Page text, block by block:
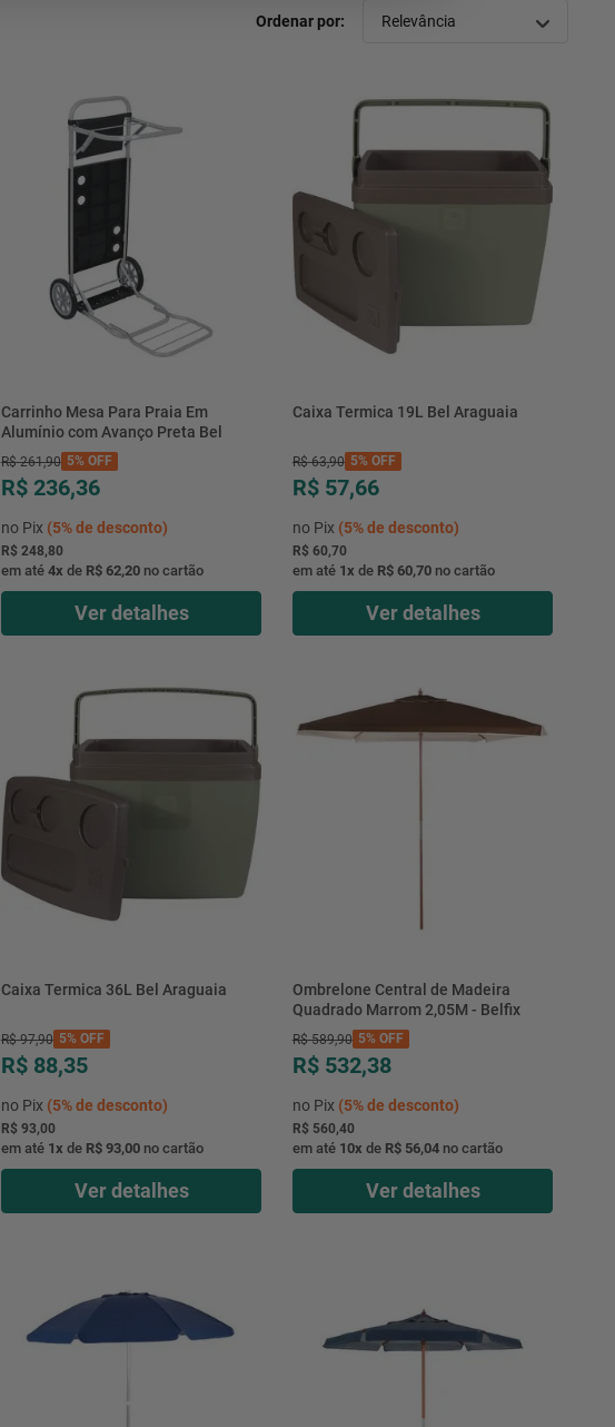
Relevância
Carrinho Mesa Para Praia Em
Alumínio com Avanço Preta Bel
R$ 261,90 5%OFF
R$ 236,36
no Pix (5%de desconto)
R$ 248,80
em até 4x de R$ 62,20no cartão
Ver detalhes
Caixa Termica 19L Bel Araguaia
R$ 63,90 5%OFF
R$ 57,66
no Pix (5%de desconto)
R$ 60,70
em até 1x de R$ 60,70no cartão
Ver detalhes
Caixa Termica 36L Bel Araguaia
R$ 97,90 5%OFF
R$ 88,35
no Pix (5%de desconto)
R$ 93,00
em até 1x de R$ 93,00no cartão
Ver detalhes
Ombrelone Central de Madeira
Quadrado Marrom 2,05M - Belfix
R$ 589,90 5%OFF
R$ 532,38
no Pix (5%de desconto)
R$ 560,40
em até 10x de R$ 56,04no cartão
Ver detalhes